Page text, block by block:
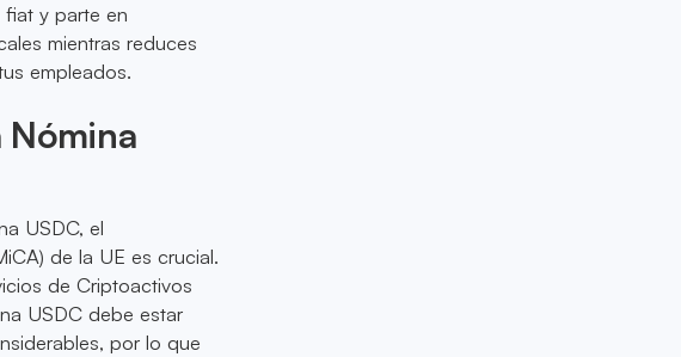
y parte en
mientras reduces
empleados.
Nómina
USDC, el
de la UE es crucial.
de Criptoactivos
USDC debe estar
por lo que